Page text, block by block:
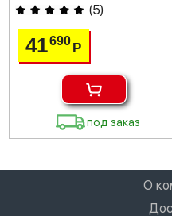
(5)
41690Р
под заказ
О